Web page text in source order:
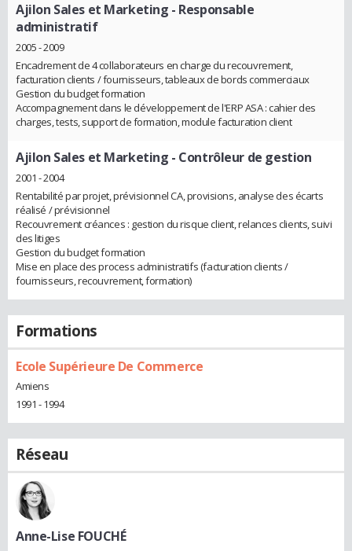
Ajilon Sales et Marketing - Responsable
administratif
2005 - 2009
Encadrement de 4 collaborateurs en charge du recouvrement,
facturation clients / fournisseurs, tableaux de bords commerciaux
Gestion du budget formation
Accompagnement dans le développement de l'ERP ASA : cahier des
charges, tests, support de formation, module facturation client
Ajilon Sales et Marketing - Contrôleur de gestion
2001 - 2004
Rentabilité par projet, prévisionnel CA, provisions, analyse des écarts
réalisé / prévisionnel
Recouvrement créances : gestion du risque client, relances clients, suivi
des litiges
Gestion du budget formation
Mise en place des process administratifs (facturation clients /
fournisseurs, recouvrement, formation)
Formations
Ecole Supérieure De Commerce
Amiens
1991 - 1994
Réseau
Anne-Lise FOUCHÉ